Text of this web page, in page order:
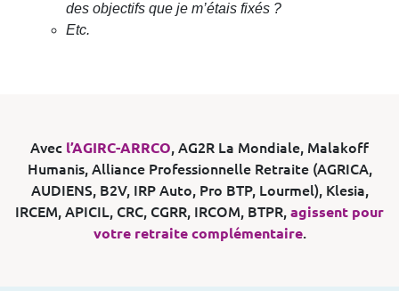
des objectifs que je m’étais fixés ?
Etc.
Avec l’AGIRC-ARRCO, AG2R La Mondiale, Malakoff
Humanis, Alliance Professionnelle Retraite (AGRICA,
AUDIENS, B2V, IRP Auto, Pro BTP, Lourmel), Klesia,
IRCEM, APICIL, CRC, CGRR, IRCOM, BTPR, agissent pour
votre retraite complémentaire.